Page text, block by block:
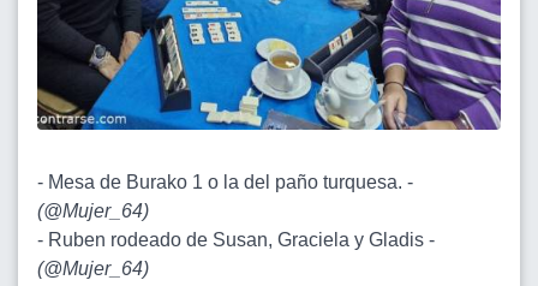
- Mesa de Burako 1 o la del paño turquesa. -
(@Mujer_64)
- Ruben rodeado de Susan, Graciela y Gladis -
(@Mujer_64)